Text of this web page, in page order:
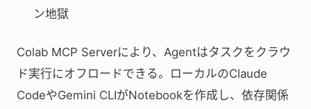
ン地獄
Colab MCP Serverにより、Agentはタスクをクラウ
ド実行にオフロードできる。ローカルのClaude
CodeやGemini CLIがNotebookを作成し、依存関係